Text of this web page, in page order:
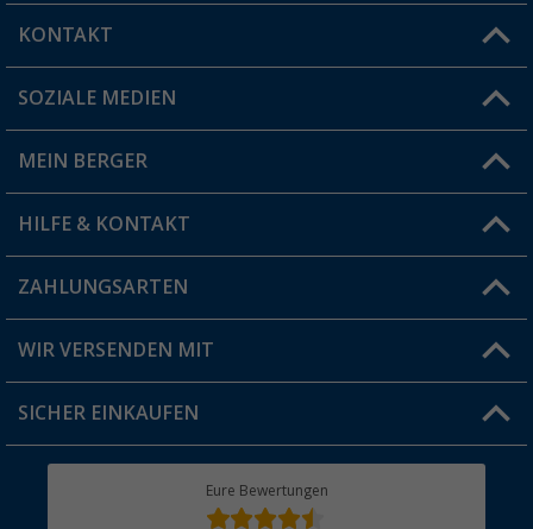
KONTAKT
Du hast eine Frage?
Filiale finden
SOZIALE MEDIEN
MEIN BERGER
Vorteilskarte
Blog
Jobs & Karriere
HILFE & KONTAKT
FAQ & Kontakt
Versandinformationen
Rücksendung
ZAHLUNGSARTEN
WIR VERSENDEN MIT
SICHER EINKAUFEN
Eure Bewertungen